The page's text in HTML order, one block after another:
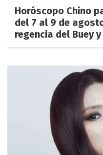
Horóscopo Chino
del 7 al 9 de
regencia del Buey